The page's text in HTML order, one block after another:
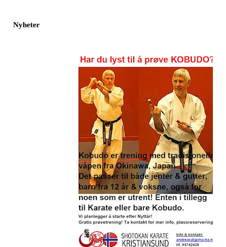
Nyheter